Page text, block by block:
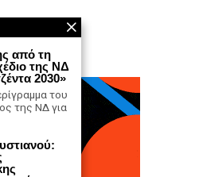
από τη
της ΝΔ
2030»
του
της ΝΔ για